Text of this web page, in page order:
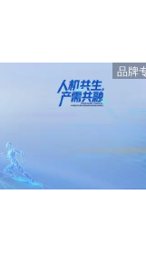
品牌